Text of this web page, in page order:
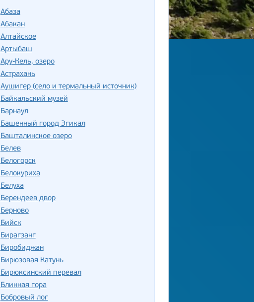
Абаза
Абакан
Алтайское
Артыбаш
Ару-Кель, озеро
Астрахань
Аушигер (село и термальный источник)
Байкальский музей
Барнаул
Башенный город Эгикал
Башталинское озеро
Белев
Белогорск
Белокуриха
Белуха
Берендеев двор
Берново
Бийск
Бирагзанг
Биробиджан
Бирюзовая Катунь
Бирюксинский перевал
Блинная гора
Бобровый лог